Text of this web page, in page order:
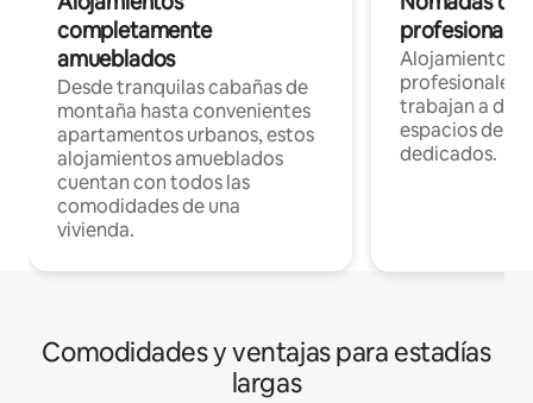
completamente
amueblados
Desde tranquilas cabañas de
montaña hasta convenientes
apartamentos urbanos, estos
alojamientos amueblados
cuentan con todos las
comodidades de una
vivienda.
Alojamientos
profesionales
trabajan a
espacios de
dedicados.
Comodidades y ventajas para estadías
largas